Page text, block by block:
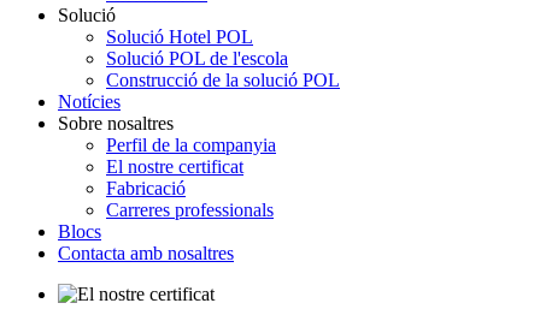
Solució
Solució Hotel POL
Solució POL de l'escola
Construcció de la solució POL
Notícies
Sobre nosaltres
Perfil de la companyia
El nostre certificat
Fabricació
Carreres professionals
Blocs
Contacta amb nosaltres